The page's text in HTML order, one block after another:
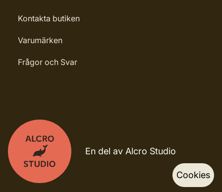
Kontakta butiken
Varumärken
Frågor och Svar
En del av Alcro Studio
Cookies